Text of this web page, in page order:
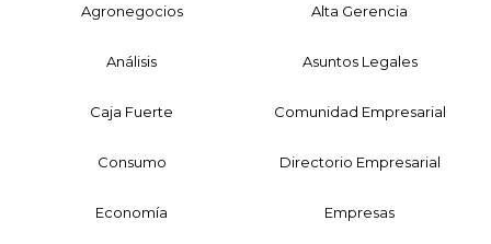
Agronegocios Alta Gerencia
Análisis Asuntos Legales
Caja Fuerte Comunidad Empresarial
Consumo Directorio Empresarial
Economía Empresas